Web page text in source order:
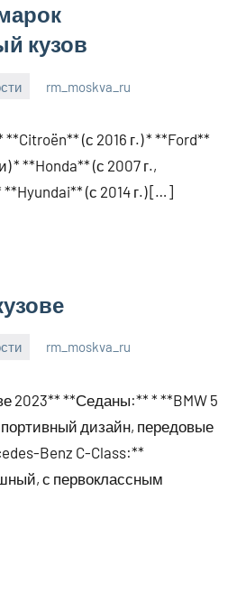
кузов
rm_moskva_ru
(с 2016 г.) * **Ford**
* **Honda** (с 2007 г.,
(с 2014 г.) […]
rm_moskva_ru
2023** **Седаны:** * **BMW 5
дизайн, передовые
Benz C-Class:**
с первоклассным